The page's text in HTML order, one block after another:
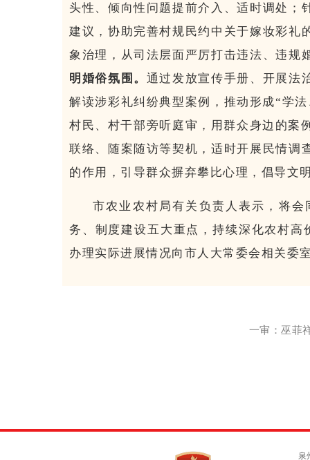
头性、倾向性问题提前介入、适时调处；
建议，协助完善村规民约中关于嫁妆彩礼
象治理，从司法层面严厉打击违法、违规
明婚俗氛围。 通过发放宣传手册、开展法
解读涉彩礼纠纷典型案例，推动形成“学
村民、村干部旁听庭审，用群众身边的案
联络、随案随访等契机，适时开展民情调
的作用，引导群众摒弃攀比心理，倡导文
市农业农村局有关负责人表示，将
务、制度建设五大重点，持续深化农村
办理实际进展情况向市人大常委会相关委
一审：巫菲
泉